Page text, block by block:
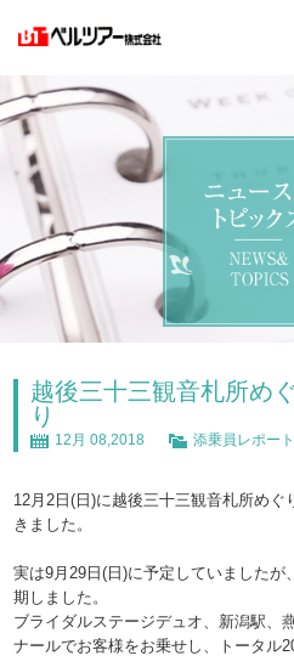
越後三十三観音札所
り
12月 08,2018 添乗員レポート
12月2日(日)に越後三十三観音札所め
きました。
実は9月29日(日)に予定していましたが
期しました。
ブライダルステージデュオ、新潟駅、
ナールでお客様をお乗せし、トータル